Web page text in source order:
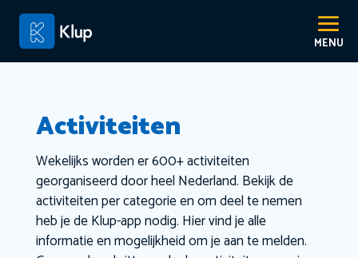
Activiteiten
Wekelijks worden er 600+ activiteiten
georganiseerd door heel Nederland. Bekijk de
activiteiten per categorie en om deel te nemen
heb je de Klup-app nodig. Hier vind je alle
informatie en mogelijkheid om je aan te melden.